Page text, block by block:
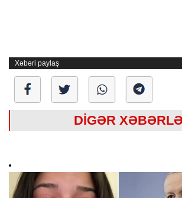
Xəbəri paylaş
DİGƏR